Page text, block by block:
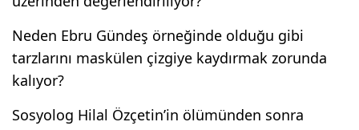
Neden Ebru Gündeş örneğinde olduğu gibi
tarzlarını maskülen çizgiye kaydırmak zorunda
kalıyor?
Sosyolog Hilal Özçetin’in ölümünden sonra